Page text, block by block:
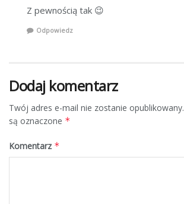
Z pewnością tak 😉
Odpowiedz
Dodaj komentarz
Twój adres e-mail nie zostanie opublikowany.
są oznaczone *
Komentarz *